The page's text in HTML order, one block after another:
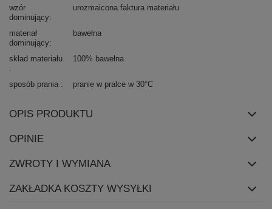
wzór
dominujący
urozmaicona faktura materiału
materiał
dominujący
bawełna
skład materiału 100% bawełna
sposób prania pranie w pralce w 30°C
OPIS PRODUKTU
OPINIE
ZWROTY I WYMIANA
ZAKŁADKA KOSZTY WYSYŁKI